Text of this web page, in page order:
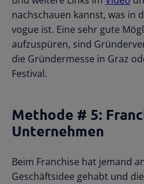
nachschauen kannst, was in
vogue ist. Eine sehr gute
aufzuspüren, sind
die Gründermesse in Graz
Festival.
Methode # 5:
Unternehmen
Beim Franchise hat jemand
Geschäftsidee gehabt und